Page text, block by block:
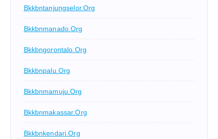
Bkkbntanjungselor.org
Bkkbnmanado.org
Bkkbngorontalo.org
Bkkbnpalu.org
Bkkbnmamuju.org
Bkkbnmakassar.org
Bkkbnkendari.org